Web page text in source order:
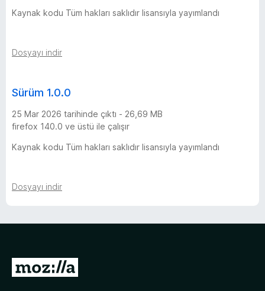
Kaynak kodu Tüm hakları saklıdır lisansıyla yayımlandı
Dosyayı indir
Sürüm 1.0.0
25 Mar 2026 tarihinde çıktı - 26,69 MB
firefox 140.0 ve üstü ile çalışır
Kaynak kodu Tüm hakları saklıdır lisansıyla yayımlandı
Dosyayı indir
M